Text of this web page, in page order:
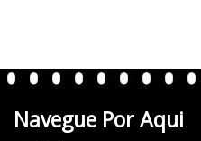
n
e
Navegue Por Aqui